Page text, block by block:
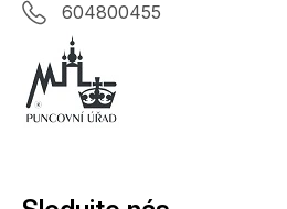
604800455